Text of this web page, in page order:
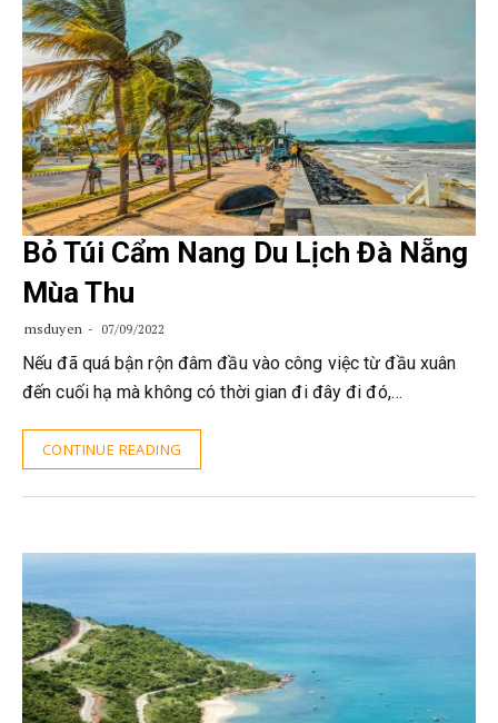
Bỏ Túi Cẩm Nang Du Lịch Đà Nẵng
Mùa Thu
msduyen 07/09/2022
Nếu đã quá bận rộn đâm đầu vào công việc từ đầu xuân
đến cuối hạ mà không có thời gian đi đây đi đó,…
CONTINUE READING